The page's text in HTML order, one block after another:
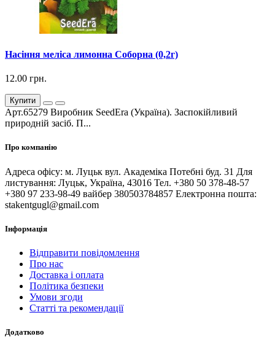
Насіння меліса лимонна Соборна (0,2г)
12.00 грн.
Купити
Арт.65279 Виробник SeedEra (Україна). Заспокійливий
природній засіб. П...
Про компанію
Адреса офісу: м. Луцьк вул. Академіка Потебні буд. 31 Для
листування: Луцьк, Україна, 43016 Тел. +380 50 378-48-57
+380 97 233-98-49 вайбер 380503784857 Електронна пошта:
stakentgugl@gmail.com
Інформація
Відправити повідомлення
Про нас
Доставка і оплата
Політика безпеки
Умови згоди
Статті та рекомендації
Додатково